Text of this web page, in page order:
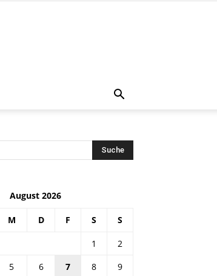
August 2026
M D F S S
1
2
5 6 7 8
9